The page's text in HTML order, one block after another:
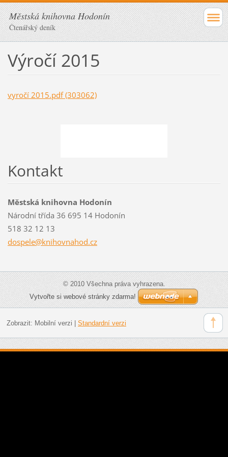
Městská knihovna Hodonín
Čtenářský deník
Výročí 2015
vyročí 2015.pdf (303062)
Kontakt
Městská knihovna Hodonín
Národní třída 36 695 14 Hodonín
518 32 12 13
dospele@knihovnahod.cz
© 2010 Všechna práva vyhrazena.
Vytvořte si webové stránky zdarma!
Zobrazit: Mobilní verzi Standardní verzi